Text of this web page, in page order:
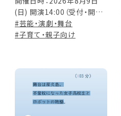
10巻 その名は「銭天堂」
他 全10話
(日) 開演14:00（受付・開場
は開演の15分前から） ※上
映時間 90分
#芸能・演劇・舞台
#子育て・親子向け